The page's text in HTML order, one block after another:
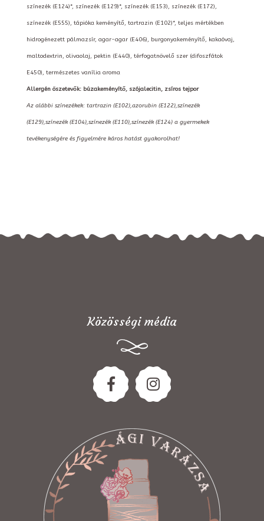
színezék (E124)*, színezék (E129)*, színezék (E153), színezék (E172),
színezék (E555), tápióka keményítő, tartrazin (E102)*, teljes mértékben
hidrogénezett pálmazsír, agar-agar (E406), burgonyakeményítő, kakaóvaj,
maltodextrin, olivaolaj, pektin (E440), térfogatnövelő szer (difoszfátok
E450), természetes vanília aroma
Allergén öszetevők: búzakeményítő, szójalecitin, zsíros tejpor
Az alábbi színezékek: tartrazin (E102),azorubin (E122),színezék
(E129),színezék (E104),színezék (E110),színezék (E124) a gyermekek
tevékenységére és figyelmére káros hatást gyakorolhat!
Közösségi média